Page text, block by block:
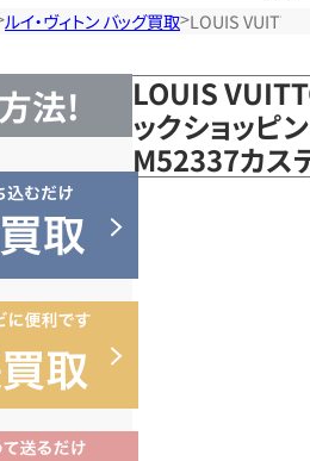
ルイ・ヴィトン バッグ買取 LOUIS
法!
LOUIS
ックショッピ
M52337カス